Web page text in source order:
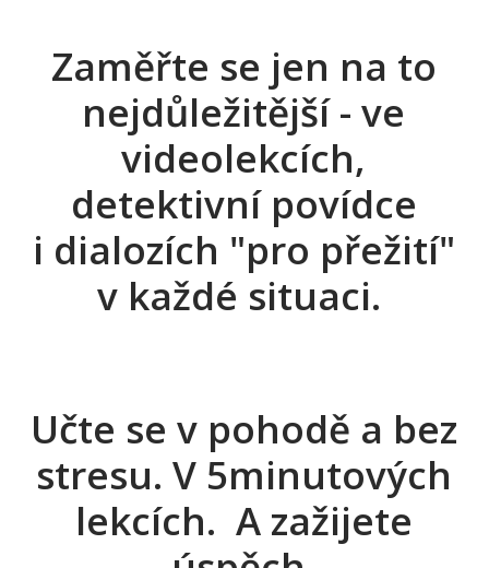
Zaměřte se jen na to
nejdůležitější - ve
videolekcích,
detektivní povídce
i dialozích "pro přežití"
v každé situaci.
Učte se v pohodě a bez
stresu. V 5minutových
lekcích. A zažijete